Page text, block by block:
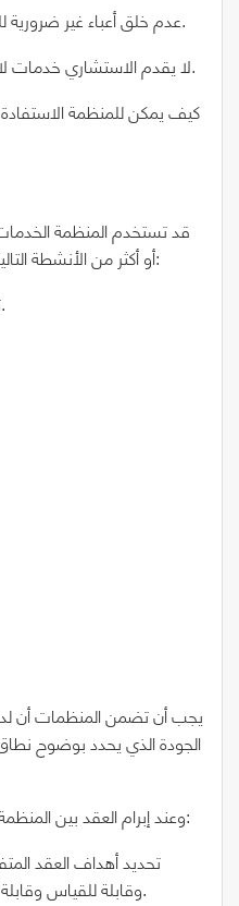
6. عدم خلق أعباء غير ضرورية للمنظمة اعتمادًا على خدماته.
7. لا يقدم الاستشاري خدمات لا يتمتع فيها بالكفاءة اللازمة.
كيف يمكن للمنظمة
قد تستخدم المنظمة
أو أكثر من الأنشطة التالية ضمن تحقيق نظام إدارة الجودة:
1. تحديد الأهداف والمتطلبات.
يجب أن تضمن المنظمات أن
الجودة الذي يحدد بوضوح
وعند إبرام العقد بين المنظمة والاستشاري يجب مراعاة ما يلي:
وقابلة للقياس وقابلة للتحقيق وواقعية ومحدودة زمنياً.